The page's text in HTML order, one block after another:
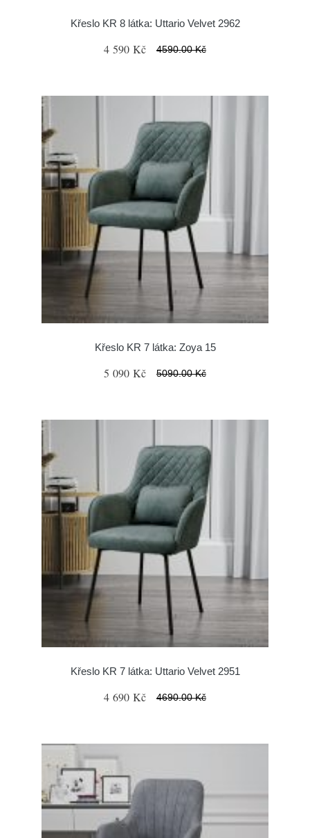
Křeslo KR 8 látka: Uttario Velvet 2962
4 590 Kč 4590.00 Kč
Křeslo KR 7 látka: Zoya 15
5 090 Kč 5090.00 Kč
Křeslo KR 7 látka: Uttario Velvet 2951
4 690 Kč 4690.00 Kč